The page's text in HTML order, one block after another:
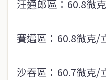
汪通郎區：60.8微
賽邁區：60.8微克/
沙吞區：60.7微克/